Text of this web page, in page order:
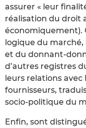
assurer « leur
réalisation du droit
économiquement).
logique du
et du donnant-
d’autres registres
leurs relations avec
fournisseurs,
socio-politique du
Enfin, sont